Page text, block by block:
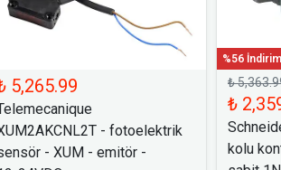
5,265.99
- fotoelektrik
- XUM - emitör -
%56 İndirim
₺
₺
kolu